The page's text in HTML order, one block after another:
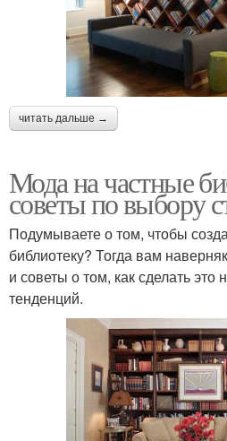
читать дальше →
Мода на частные
советы по выбору
Подумываете о том, чтобы
библиотеку? Тогда вам
и советы о том, как сделать
тенденций.